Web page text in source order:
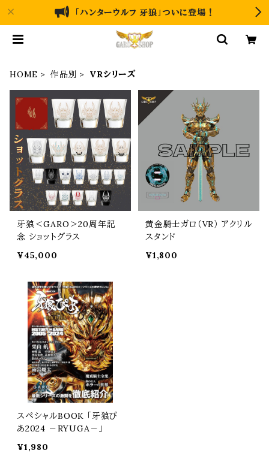
「ハンターウルフ 牙狼」ついに登場！
HOME 作品別 VRシリーズ
牙狼＜GARO＞20周年記
念 ショットグラス
¥45,000
黄金騎士ガロ（VR） アクリル
スタンド
¥1,800
スペシャルBOOK 「牙狼ぴ
あ2024 －RYUGA－」
¥1,980